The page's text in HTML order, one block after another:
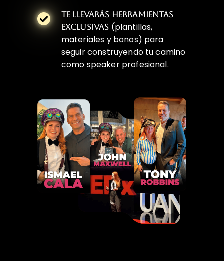
TE LLEVARÁS HERRAMIENTAS
EXCLUSIVAS (plantillas,
materiales y bonos) para
seguir construyendo tu camino
como speaker profesional.